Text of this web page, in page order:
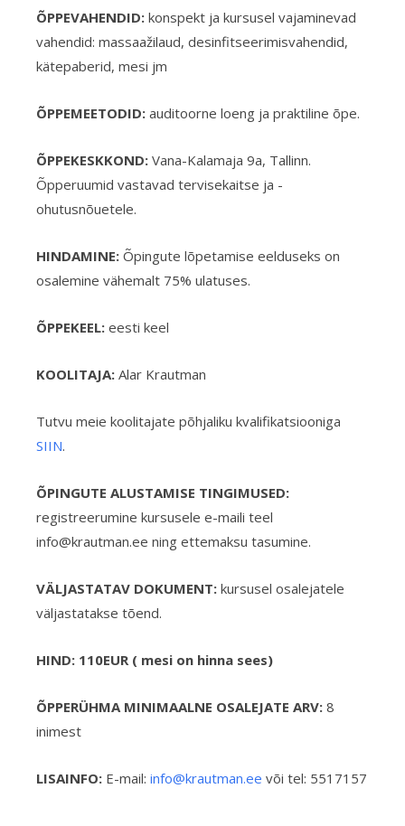
ÕPPEVAHENDID: konspekt ja kursusel vajaminevad
vahendid: massaažilaud, desinfitseerimisvahendid,
kätepaberid, mesi jm
ÕPPEMEETODID: auditoorne loeng ja praktiline õpe.
ÕPPEKESKKOND: Vana-Kalamaja 9a, Tallinn.
Õpperuumid vastavad tervisekaitse ja -
ohutusnõuetele.
HINDAMINE: Õpingute lõpetamise eelduseks on
osalemine vähemalt 75% ulatuses.
ÕPPEKEEL:eesti keel
KOOLITAJA: Alar Krautman
Tutvu meie koolitajate põhjaliku kvalifikatsiooniga
SIIN.
ÕPINGUTE ALUSTAMISE TINGIMUSED:
registreerumine kursusele e-maili teel
info@krautman.ee ning ettemaksu tasumine.
VÄLJASTATAV DOKUMENT: kursusel osalejatele
väljastatakse tõend.
HIND: 110EUR ( mesi on hinna sees)
ÕPPERÜHMA MINIMAALNE OSALEJATE ARV:8
inimest
LISAINFO: E-mail:info@krautman.ee või tel: 5517157